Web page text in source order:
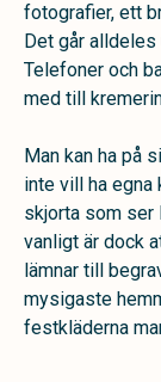
fotografier, ett
Det går alldeles
Telefoner och
med till
Man kan ha på
inte vill ha
skjorta som ser
vanligt är dock
lämnar till
mysigaste
festkläderna